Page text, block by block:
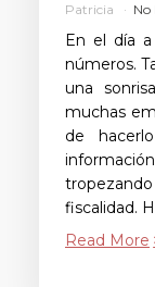
Patricia No
En el día
números.
una
muchas
de
fiscalidad.
Read More